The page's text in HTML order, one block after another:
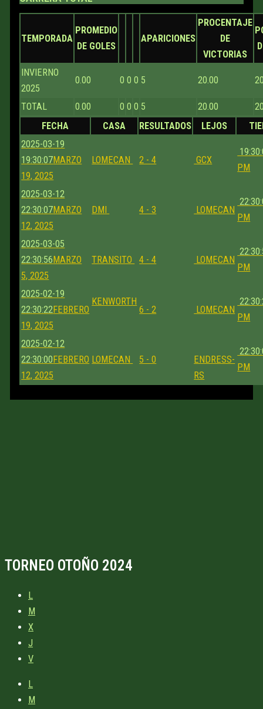
TEMPORADA
PROMEDIO
DE GOLES
APARICIONES
PROCENTAJE
DE
VICTORIAS
INVIERNO
2025
0.00 0 0 0 5 20.00
TOTAL 0.00 0 0 0 5 20.00
FECHA
CASA RESULTADOS LEJOS
2025-03-19
19:30:07MARZO
19, 2025
LOMECAN 2 - 4 GCX
PM
2025-03-12
22:30:07MARZO
12, 2025
DMI 4 - 3 LOMECAN
PM
2025-03-05
22:30:56MARZO
5, 2025
TRANSITO 4 - 4 LOMECAN
PM
2025-02-19
22:30:22FEBRERO
19, 2025
KENWORTH
6 - 2 LOMECAN
PM
2025-02-12
22:30:00FEBRERO
12, 2025
LOMECAN 5 - 0
ENDRESS-
RS
PM
TORNEO OTOÑO 2024
L
M
X
J
V
L
M